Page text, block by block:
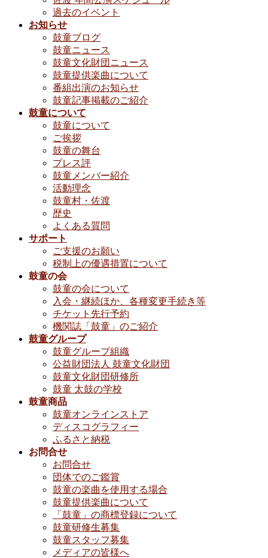
過去のイベント
お知らせ
鼓童ブログ
鼓童ニュース
鼓童文化財団ニュース
鼓童提供楽曲について
番組出演のお知らせ
鼓童記事掲載のご紹介
鼓童について
鼓童について
ご挨拶
鼓童の舞台
プレス評
鼓童メンバー紹介
活動理念
鼓童村・佐渡
歴史
よくある質問
サポート
ご支援のお願い
税制上の優遇措置について
鼓童の会
鼓童の会について
入会・継続ほか、各種変更手続き等
チケット先行予約
機関誌「鼓童」のご紹介
鼓童グループ
鼓童グループ組織
公益財団法人 鼓童文化財団
鼓童文化財団研修所
鼓童 太鼓の学校
鼓童商品
鼓童オンラインストア
ディスコグラフィー
ふるさと納税
お問合せ
お問合せ
団体でのご鑑賞
鼓童の楽曲を使用する場合
鼓童提供楽曲について
「鼓童」の商標登録について
鼓童研修生募集
鼓童スタッフ募集
メディアの皆様へ